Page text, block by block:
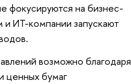
фокусируются на бизнес-
ИТ-компании запускают
возможно благодаря
ценных бумаг